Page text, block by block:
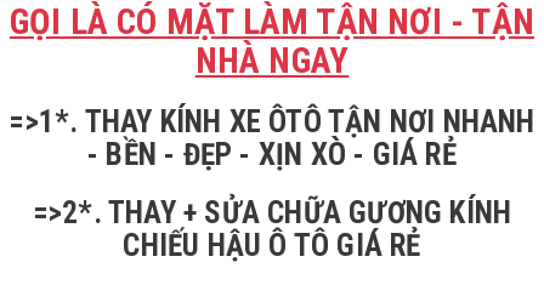
GỌI LÀ CÓ MẶT LÀM TẬN NƠI - TẬN
NHÀ NGAY
=>1*. THAY KÍNH XE ÔTÔ TẬN NƠI NHANH
- BỀN - ĐẸP - XỊN XÒ - GIÁ RẺ
=>2*. THAY + SỬA CHỮA GƯƠNG KÍNH
CHIẾU HẬU Ô TÔ GIÁ RẺ